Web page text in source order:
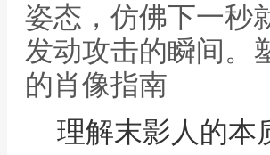
姿态，仿佛下一秒
发动攻击的瞬间。
的肖像指南
理解末影人的本